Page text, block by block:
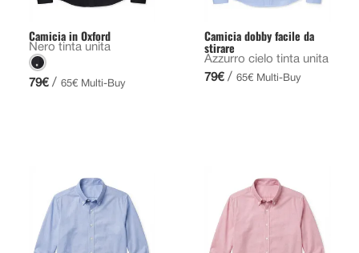
Camicia in Oxford
Nero tinta unita
79€ / 65€ Multi-Buy
Camicia dobby facile da
stirare
Azzurro cielo tinta unita
79€ / 65€ Multi-Buy